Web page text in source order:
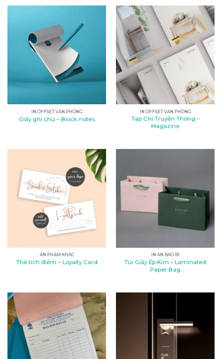
IN OFFSET VĂN PHÒNG
Giấy ghi chú – Block notes
IN OFFSET VĂN PHÒNG
Tạp Chí Truyền Thông –
Magazine
ẤN PHẨM KHÁC
Thẻ tích điểm – Loyalty Card
IN ẤN BAO BÌ
Túi Giấy Ép Kim – Laminated
Paper Bag